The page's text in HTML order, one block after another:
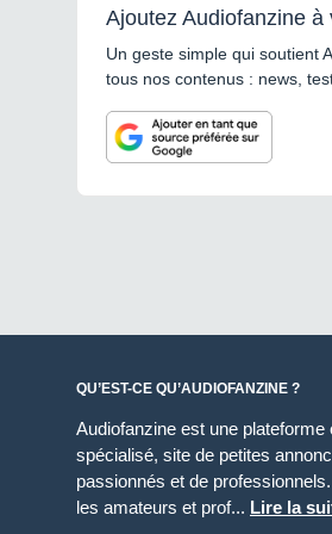
Ajoutez Audiofanzine
Un geste simple qui soutient
tous nos contenus : news,
QU’EST-CE QU’AUDIOFANZINE ?
Audiofanzine est une plateforme
spécialisé, site de petites
passionnés et de
les amateurs et prof... Lire la